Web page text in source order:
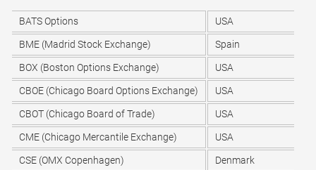
BATS Options USA
BME (Madrid Stock Exchange) Spain
BOX (Boston Options Exchange) USA
CBOE (Chicago Board Options Exchange) USA
CBOT (Chicago Board of Trade) USA
CME (Chicago Mercantile Exchange) USA
CSE (OMX Copenhagen) Denmark